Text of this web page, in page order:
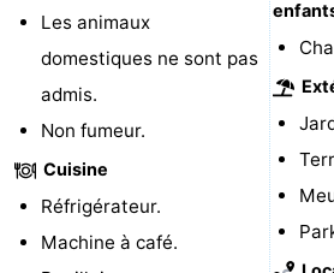
guidées
Sports
Piscines
-
Faire
Les animaux
domestiques ne sont pas
admis.
Non fumeur.
Cuisine
Réfrigérateur.
Machine à café.